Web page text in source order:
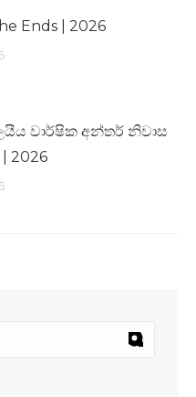
Ends | 2026
වාර්ෂික අන්තර් නිවාස
2026